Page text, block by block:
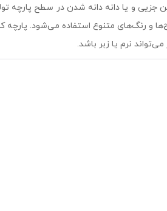
جزیی و یا دانه دانه شدن در سطح پارچه
و رنگ‌های متنوع استفاده می‌شود. پارچه
نرم یا زبر باشد.